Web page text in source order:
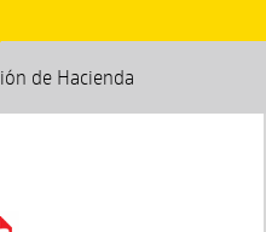
de Hacienda